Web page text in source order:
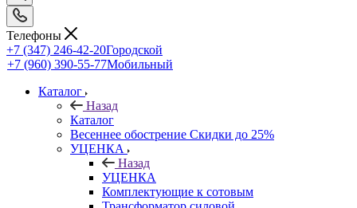
Телефоны
+7 (347) 246-42-20Городской
+7 (960) 390-55-77Мобильный
Каталог
Назад
Каталог
Весеннее обострение Скидки до 25%
УЦЕНКА
Назад
УЦЕНКА
Комплектующие к сотовым